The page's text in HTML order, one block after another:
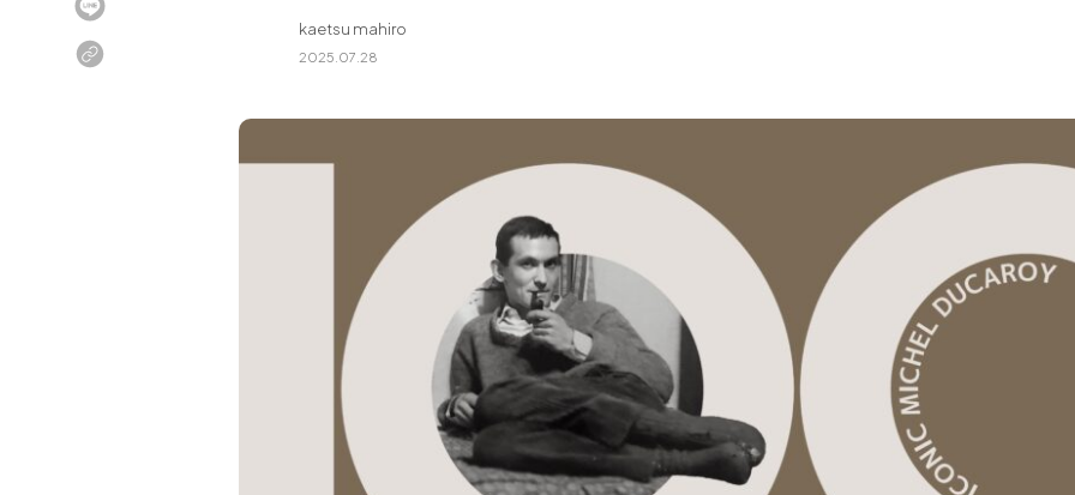
Recruit
Contact
0965-52-0323
096-274-8175
0965-45-9282
kaetsu mahiro
2025.07.28